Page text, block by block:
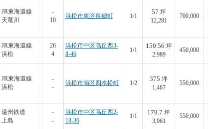
JR東海道線
天竜川
-
10
浜松市東区長鶴町 1/1
57 坪
12,281
700,000
JR東海道線
浜松
26
4
浜松市中区高丘西3-
8-46
1/1
150.56 坪
2,989
450,000
JR東海道線
浜松
-
-
浜松市南区四本松町 1/2
375 坪
1,467
550,000
遠州鉄道
上島
-
-
浜松市中区高丘西2-
18-36
1/1
179.7 坪
3,061
550,000